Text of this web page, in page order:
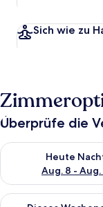
Sich wie zu
Überprüfe die
Heute
Aug. 8 - Aug.
Überprüfe die
Überprüfe die